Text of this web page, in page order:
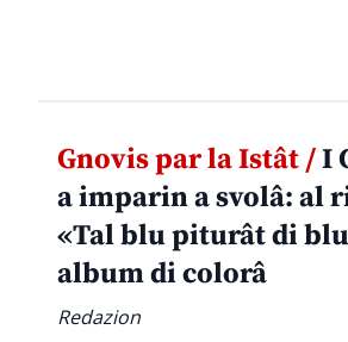
Gnovis par la Istât /I
a imparin a svolâ: al
«Tal blu piturât di
album di colorâ
Redazion